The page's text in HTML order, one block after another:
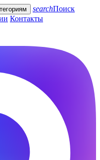
searchПоиск
Контакты